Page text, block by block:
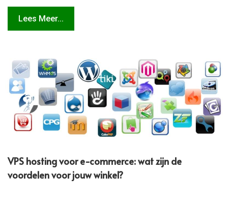
Lees Meer...
VPS hosting voor e-commerce: wat zijn de
voordelen voor jouw winkel?